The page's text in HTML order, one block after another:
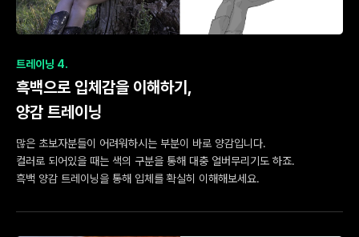
트레이닝 4.
흑백으로 입체감을 이해하기,
양감 트레이닝
많은 초보자분들이 어려워하시는 부분이 바로 양감입니다.
컬러로 되어있을 때는 색의 구분을 통해 대충 얼버무리기도 하죠.
흑백 양감 트레이닝을 통해 입체를 확실히 이해해보세요.